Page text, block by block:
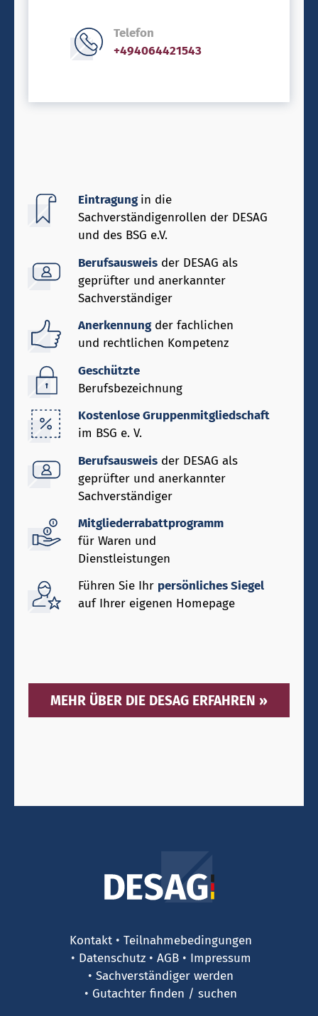
Telefon
+494064421543
Eintragungin die
Sachverständigenrollen der DESAG
und des BSG e.V.
Berufsausweis der DESAG als
geprüfter und anerkannter
Sachverständiger
Anerkennungder fachlichen
und rechtlichen Kompetenz
Geschützte
Berufsbezeichnung
Kostenlose Gruppenmitgliedschaft
im BSG e. V.
Berufsausweis der DESAG als
geprüfter und anerkannter
Sachverständiger
Mitgliederrabattprogramm
für Waren und
Dienstleistungen
Führen Sie Ihr persönliches Siegel
auf Ihrer eigenen Homepage
MEHR ÜBER DIE DESAG ERFAHREN »
Kontakt
Teilnahmebedingungen
Datenschutz
AGB
Impressum
Sachverständiger werden
Gutachter finden / suchen